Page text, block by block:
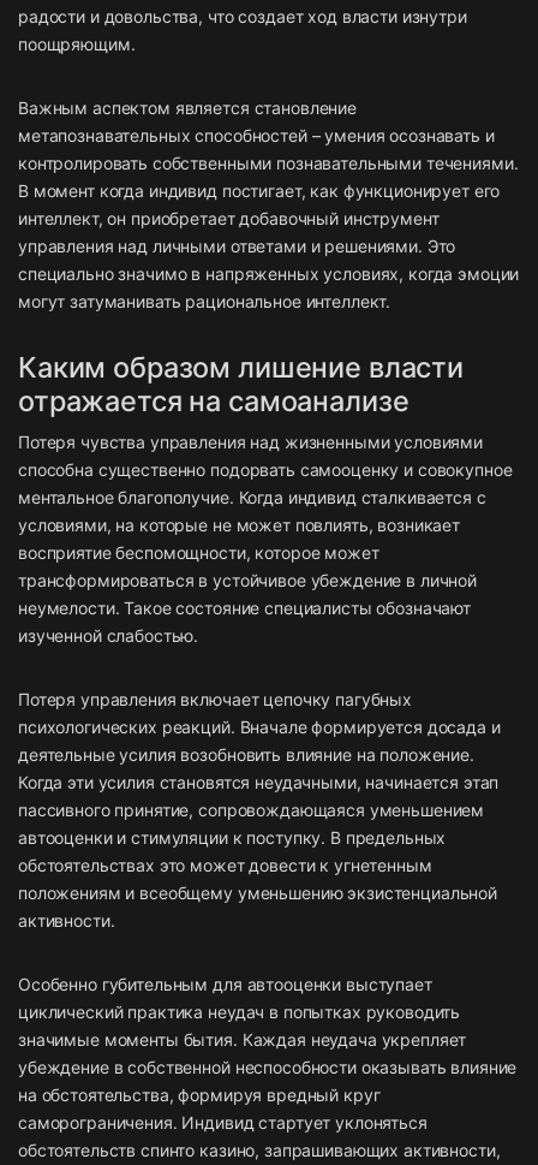
радости и довольства, что создает ход власти изнутри
поощряющим.
Важным аспектом является становление
метапознавательных способностей – умения осознавать и
контролировать собственными познавательными течениями.
В момент когда индивид постигает, как функционирует его
интеллект, он приобретает добавочный инструмент
управления над личными ответами и решениями. Это
специально значимо в напряженных условиях, когда эмоции
могут затуманивать рациональное интеллект.
Каким образом лишение власти
отражается на самоанализе
Потеря чувства управления над жизненными условиями
способна существенно подорвать самооценку и совокупное
ментальное благополучие. Когда индивид сталкивается с
условиями, на которые не может повлиять, возникает
восприятие беспомощности, которое может
трансформироваться в устойчивое убеждение в личной
неумелости. Такое состояние специалисты обозначают
изученной слабостью.
Потеря управления включает цепочку пагубных
психологических реакций. Вначале формируется досада и
деятельные усилия возобновить влияние на положение.
Когда эти усилия становятся неудачными, начинается этап
пассивного принятие, сопровождающаяся уменьшением
автооценки и стимуляции к поступку. В предельных
обстоятельствах это может довести к угнетенным
положениям и всеобщему уменьшению экзистенциальной
активности.
Особенно губительным для автооценки выступает
циклический практика неудач в попытках руководить
значимые моменты бытия. Каждая неудача укрепляет
убеждение в собственной неспособности оказывать влияние
на обстоятельства, формируя вредный круг
саморограничения. Индивид стартует уклоняться
обстоятельств спинто казино, запрашивающих активности,